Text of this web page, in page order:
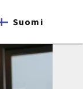
Suomi